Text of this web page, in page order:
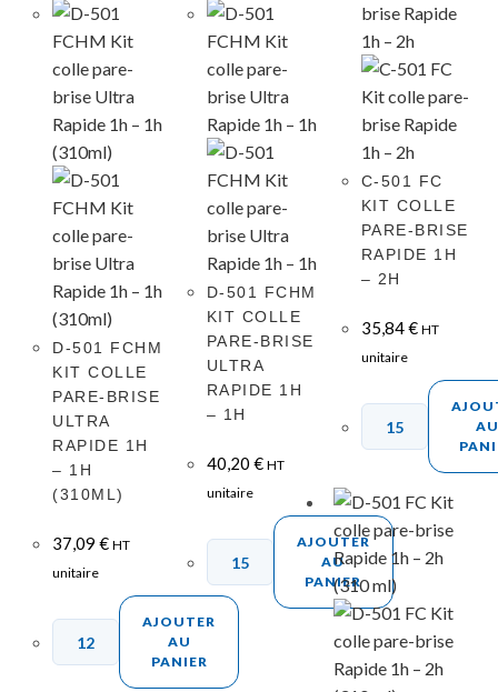
D-501 FCHM
KIT COLLE
PARE-BRISE
ULTRA
RAPIDE 1H
– 1H
(310ML)
37,09€ HT
unitaire
AJOUTER
AU
PANIER
D-501 FCHM
KIT COLLE
PARE-BRISE
ULTRA
RAPIDE 1H
– 1H
40,20 € HT
unitaire
AJOUTER
AU
PANIER
C-501 FC
KIT COLLE
PARE-BRISE
RAPIDE 1H
– 2H
35,84€ HT
unitaire
AU